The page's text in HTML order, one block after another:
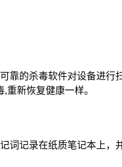
的杀毒软件对设备进行
新恢复健康一样。
词记录在纸质笔记本上，